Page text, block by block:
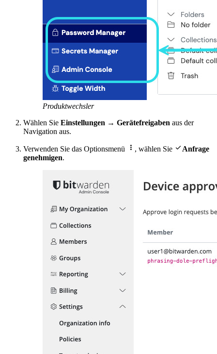
Produktwechsler
Wählen Sie Einstellungen → Gerätefreigaben aus der
Navigation aus.
Verwenden Sie das Optionsmenü  , wählen Sie  Anfrage
genehmigen.